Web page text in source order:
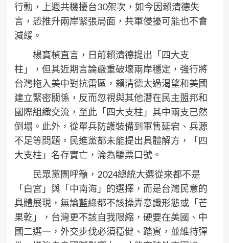
行動，上週共機擾台30架次，如今因賴清德失
言，恐推升兩岸緊張局面，共軍侵擾可能也不會
減緩。
楊寶楨直言，日前賴清德提出「四大支
柱」，但其近期言論嚴重破壞兩岸穩定，強行將
台灣拖入美中對抗雷區，賴清德太過渴望和美國
建立緊密關係，反而忽視與其他潛在民主盟邦和
國際組織交流，至此「四大支柱」其中兩支已然
倒塌。此外，從單兵防護裝備到軍售延宕、兵源
不足等問題，民進黨都未能提出具體解方，「四
大支柱」名存實亡，淪為騙票口號。
民眾黨團呼籲，2024總統大選從來都不是
「白宮」與「中南海」的選擇，而是台灣民意的
具體展現，無論藍綠都不該操弄意識形態或「芒
果乾」，台灣更不該自我限縮，硬要在美國、中
國二選一，外交步伐必須穩健、踏實，並維持彈